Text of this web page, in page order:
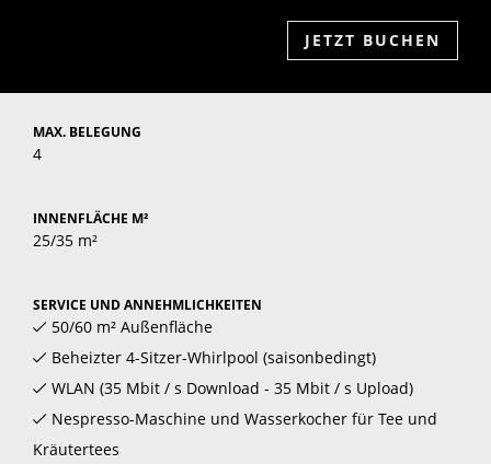
JETZT BUCHEN
MAX. BELEGUNG
4
INNENFLÄCHE M²
25/35 m²
SERVICE UND ANNEHMLICHKEITEN
50/60 m² Außenfläche
Beheizter 4-Sitzer-Whirlpool (saisonbedingt)
WLAN (35 Mbit / s Download - 35 Mbit / s Upload)
Nespresso-Maschine und Wasserkocher für Tee und
Kräutertees